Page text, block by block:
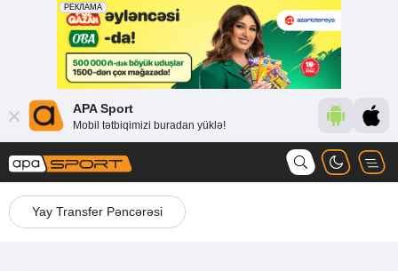
APA Sport
Mobil tətbiqimizi buradan yüklə!
Yay Transfer Pəncərəsi